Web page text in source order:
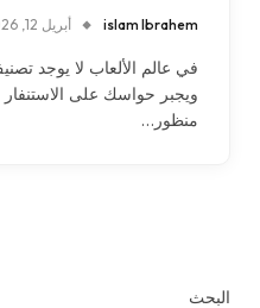
islam Ibrahem أبريل 12, 2026
في عالم الألعاب لا يوجد
ويجبر حواسك على
منظور…
البحث